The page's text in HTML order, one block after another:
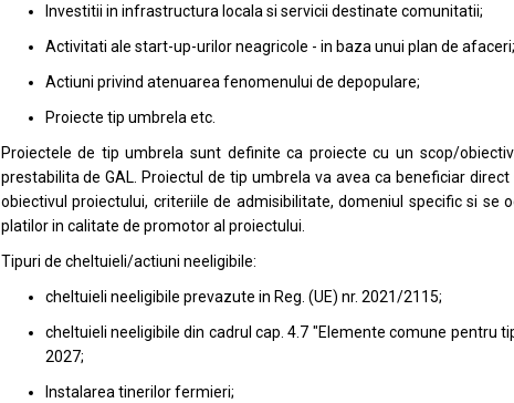
Investitii in infrastructura locala si servicii destinate comunitatii;
Activitati ale start-up-urilor neagricole - in baza unui plan de afaceri;
Actiuni privind atenuarea fenomenului de depopulare;
Proiecte tip umbrela etc.
Proiectele de tip umbrela sunt definite ca proiecte cu un scop/
prestabilita de GAL. Proiectul de tip umbrela va avea ca beneficiar
obiectivul proiectului, criteriile de admisibilitate, domeniul specific si se
platilor in calitate de promotor al proiectului.
Tipuri de cheltuieli/actiuni neeligibile:
cheltuieli neeligibile prevazute in Reg. (UE) nr. 2021/2115;
cheltuieli neeligibile din cadrul cap. 4.7 "Elemente comune pentru
2027;
Instalarea tinerilor fermieri;